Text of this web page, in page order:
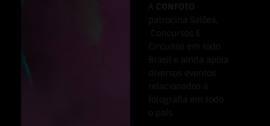
A CONFOTO
patrocina Salões,
Concursos E
Circuítos em todo
Brasil e ainda apoia
diversos eventos
relacionados à
fotografia em todo
o país.